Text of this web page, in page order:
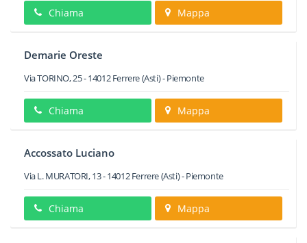
Chiama Mappa
Demarie Oreste
Via TORINO, 25-14012 Ferrere(Asti) -Piemonte
Chiama Mappa
Accossato Luciano
Via L. MURATORI, 13-14012 Ferrere(Asti) -Piemonte
Chiama Mappa